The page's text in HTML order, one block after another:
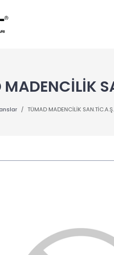
TÜMAD MADENCİLİK SAN.TİC.A.Ş.